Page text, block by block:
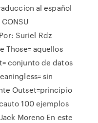
al español
CONSU
Suriel Rdz
Those= aquellos
conjunto de datos
sin
Outset=principio
100 ejemplos
Moreno En este